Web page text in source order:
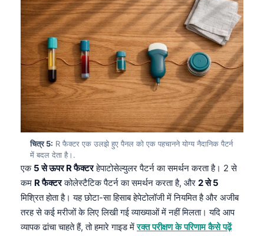
चित्र 5: R फैक्टर एक उलझे हुए पैनल को एक पहचानने योग्य नैदानिक पैटर्न
में बदल देता है।.
एक 5 से ऊपर R फैक्टरहेपाटोसेल्युलर पैटर्न का समर्थन करता है। 2 से
कम R फैक्टरकोलेस्टैटिक पैटर्न का समर्थन करता है, और 2 से 5
मिश्रित होता है। यह छोटा-सा हिसाब हेपेटोलॉजी में नियमित है और अजीब
तरह से कई मरीजों के लिए लिखी गई व्याख्याओं में नहीं मिलता। यदि आप
व्यापक ढांचा चाहते हैं, तो हमारे गाइड मेंरक्त परीक्षण के परिणाम कैसे पढ़ें